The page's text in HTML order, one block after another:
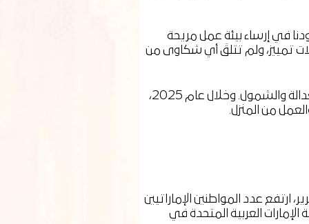
مقابل 9.3%، في مؤشر واضح على نجاح جهودنا في إرساء بيئة عمل مريحة
تمييز، ولم تتلقَ أي شكاوى من
ويظل تكافؤ الفرص في طليعة أولوياتنا؛ إذ تلتزم "سالك" بمبدأ الأجر المتساوي مقابل العمل المتساوي، بالتوازي مع ترسيخ ثقافة العدالة والشمول. وخلال عام 2025،
من المنزل.
ارتفع عدد المواطنين الإماراتيين
مواطني دولة الإمارات العربية المتحدة في